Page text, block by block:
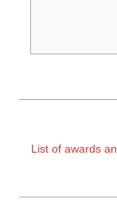
List of